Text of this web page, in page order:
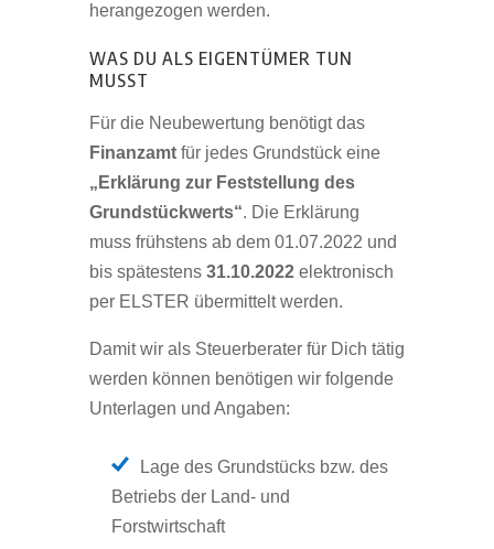
herangezogen werden.
WAS DU ALS EIGENTÜMER TUN
MUSST
Für die Neubewertung benötigt das
Finanzamtfür jedes Grundstück eine
„Erklärung zur Feststellung des
Grundstückwerts“. Die Erklärung
muss frühstens ab dem 01.07.2022 und
bis spätestens 31.10.2022elektronisch
per ELSTER übermittelt werden.
Damit wir als Steuerberater für Dich tätig
werden können benötigen wir folgende
Unterlagen und Angaben:
Lage des Grundstücks bzw. des
Betriebs der Land- und
Forstwirtschaft